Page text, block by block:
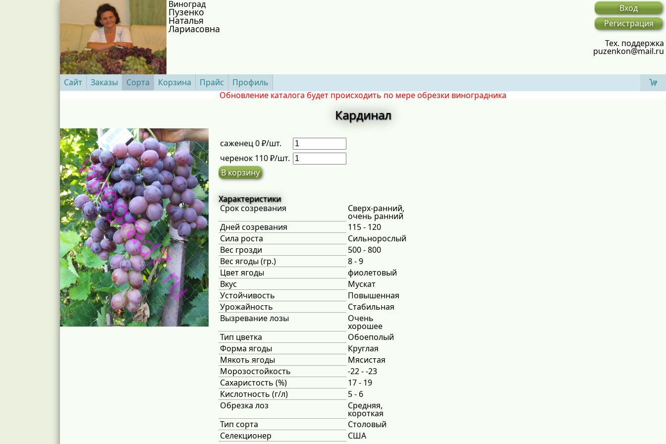
Виноград
Пузенко
Наталья
Лариасовна
Вход
Регистрация
Тех. поддержка
puzenkon@mail.ru
Сайт Заказы Сорта Корзина Прайс
Профиль
Обновление каталога будет происходить по мере обрезки виноградника
Кардинал
саженец 0 ₽/шт.
черенок 110 ₽/шт.
В корзину
Характеристики
Срок созревания
Сверх-ранний,
очень ранний
Дней созревания
115 - 120
Сила роста
Сильнорослый
Вес грозди
500 - 800
Вес ягоды (гр.)
8 - 9
Цвет ягоды
фиолетовый
Вкус
Мускат
Устойчивость
Повышенная
Урожайность
Стабильная
Вызревание лозы
Очень
хорошее
Тип цветка
Обоеполый
Форма ягоды
Круглая
Мякоть ягоды
Мясистая
Морозостойкость
-22 - -23
Сахаристость (%)
17 - 19
Кислотность (г/л)
5 - 6
Обрезка лоз
Средняя,
короткая
Тип сорта
Столовый
Селекционер
США